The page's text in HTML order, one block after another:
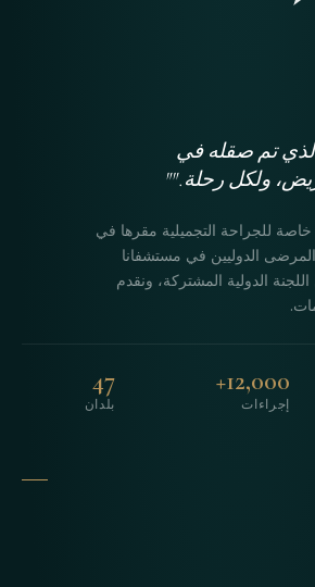
الذي تم صقله في
ولكل رحلة.""
للجراحة التجميلية مقرها في
الدوليين في مستشفانا
الدولية المشتركة، ونقدم
12,000+
إجراءات
47
بلدان